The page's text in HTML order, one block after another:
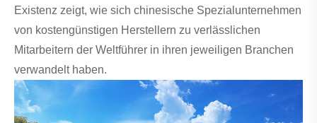
Existenz zeigt, wie sich chinesische Spezialunternehmen
von kostengünstigen Herstellern zu verlässlichen
Mitarbeitern der Weltführer in ihren jeweiligen Branchen
verwandelt haben.